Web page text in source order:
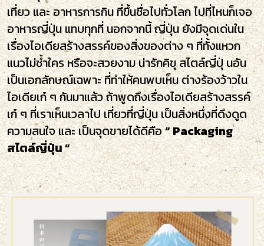
เที่ยว และ อาหารการกิน ที่ขึ้นชื่อไปทั่วโลก ไปที่ไหนก็เจอ
อาหารญี่ปุ่น แทบทุกที่ นอกจากนี้ ญี่ปุ่น ยังมีจุดเด่นใน
เรื่องไอเดียสร้างสรรค์ของสิ่งของต่าง ๆ ที่ทั้งแหวก
แนวไม่ซ้ำใคร หรือจะสวยงาม น่ารักคิขุ สไตล์ญี่ปุ่ นอัน
เป็นเอกลักษณ์เฉพาะ ที่ทำให้คนพบเห็น ต่างร้องว้าวใน
ไอเดียเก๋ ๆ กันมาแล้ว ถ้าพูดถึงเรื่องไอเดียสร้างสรรค์
เก๋ ๆ ที่เราเห็นเวลาไป เที่ยวที่ญี่ปุ่น เป็นสิ่งหนึ่งที่ดึงดูด
ความสนใจ และ เป็นจุดขายได้ดีคือ“ Packaging
สไตล์ญี่ปุ่น ”